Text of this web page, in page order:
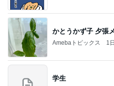
かとうかず子 夕張
Amebaトピックス 1
学生